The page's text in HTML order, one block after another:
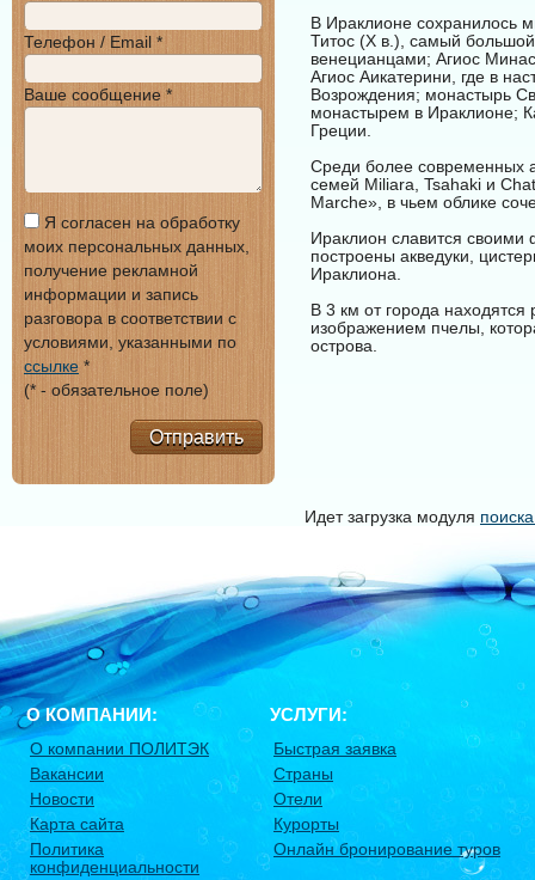
В Ираклионе сохранилось
Титос (X в.), самый
венецианцами; Агиос
Агиос Аикатерини, где в
Возрождения; монастырь
монастырем в Ираклионе;
Греции.
Среди более современных
семей Miliara, Tsahaki и
Marche», в чьем облике
Ираклион славится
построены акведуки,
Ираклиона.
В 3 км от города
изображением пчелы,
острова.
Телефон / Email *
Ваше сообщение *
Я согласен на обработку
моих персональных данных,
получение рекламной
информации и запись
разговора в соответствии с
условиями, указанными по
ссылке *
(* - обязательное поле)
Отправить
Идет загрузка модуля
О КОМПАНИИ:
О компании ПОЛИТЭК
Вакансии
Новости
Карта сайта
Политика
конфиденциальности
УСЛУГИ:
Быстрая заявка
Страны
Отели
Курорты
Онлайн бронирование туров